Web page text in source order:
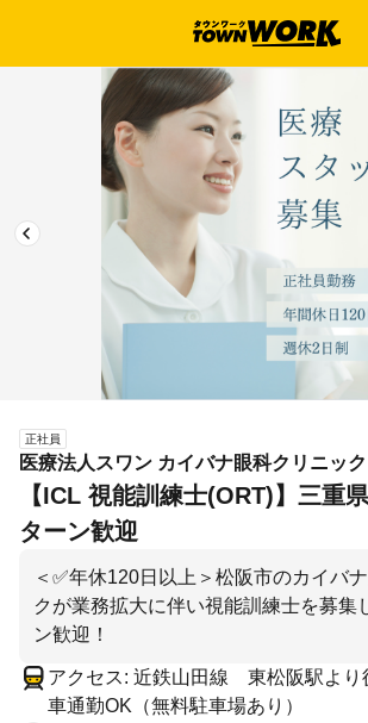
正社員
医療法人スワン カイバナ眼科クリニック
【ICL 視能訓練士(ORT)】三重
ターン歓迎
＜✅年休120日以上＞松阪市のカイバ
クが業務拡大に伴い視能訓練士を募集
ン歓迎！
アクセス: 近鉄山田線 東松阪駅より
車通勤OK（無料駐車場あり）